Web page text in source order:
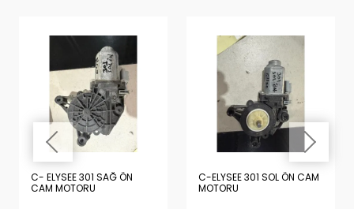
C- ELYSEE 301 SAĞ ÖN
CAM MOTORU
C-ELYSEE 301 SOL ÖN CAM
MOTORU